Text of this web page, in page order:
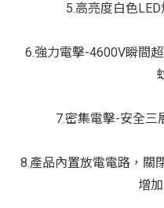
5.高亮度白色
6.強力電擊-4600V瞬間
7.密集電擊-安全三
8.產品內置放電電路，關
增